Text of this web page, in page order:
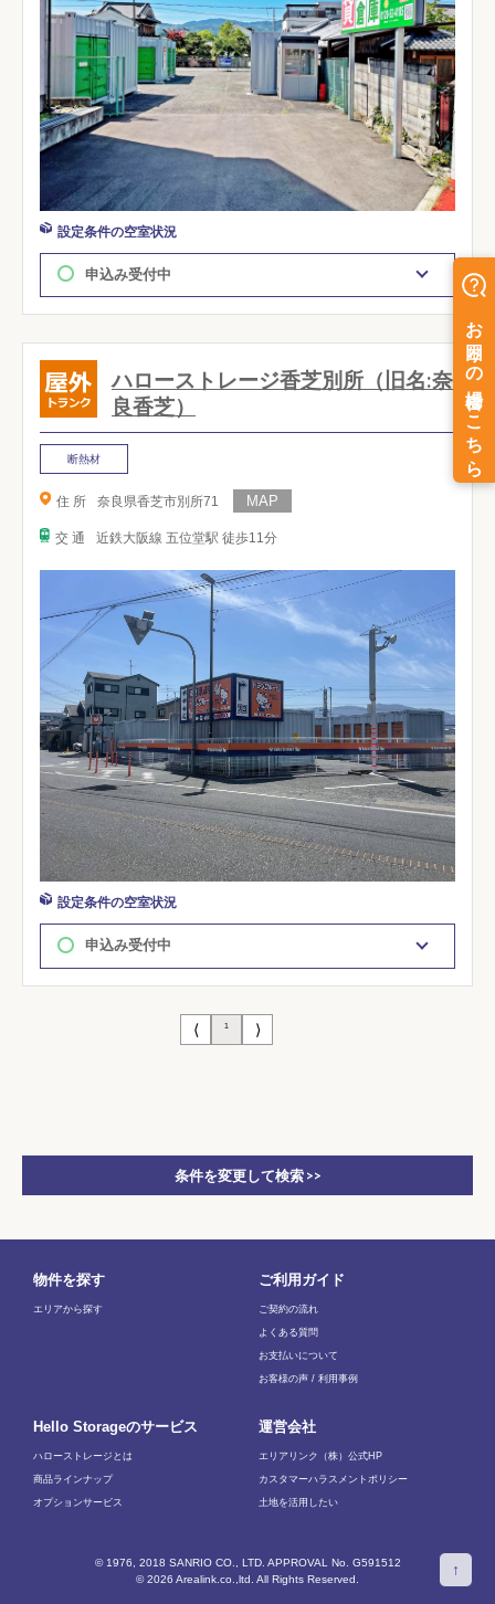
↑
設定条件の空室状況
申込み受付中
ハローストレージ香芝別所（旧名:奈
良香芝）
断熱材
住 所 奈良県香芝市別所71
交 通 近鉄大阪線 五位堂駅 徒歩11分
設定条件の空室状況
申込み受付中
⟨ 1 ⟩
条件を変更して検索 >>
物件を探す
エリアから探す
ご利用ガイド
ご契約の流れ
よくある質問
お支払いについて
お客様の声 / 利用事例
Hello Storageのサービス
ハローストレージとは
商品ラインナップ
オプションサービス
運営会社
エリアリンク（株）公式HP
カスタマーハラスメントポリシー
土地を活用したい
© 1976, 2018 SANRIO CO., LTD. APPROVAL No. G591512
© 2026 Arealink.co.,ltd. All Rights Reserved.